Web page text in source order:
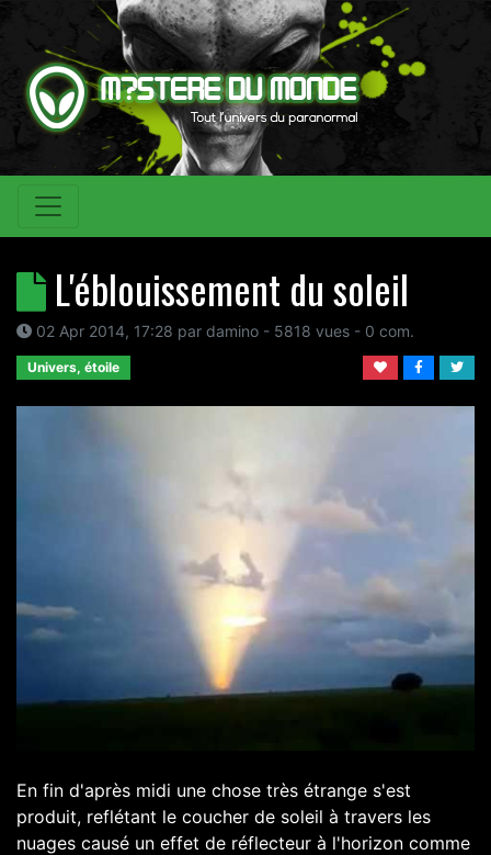
L'éblouissement du soleil
02 Apr 2014, 17:28 par damino - 5818 vues - 0 com.
Univers, étoile
En fin d'après midi une chose très étrange s'est
produit, reflétant le coucher de soleil à travers les
nuages ​​causé un effet de réflecteur à l'horizon comme